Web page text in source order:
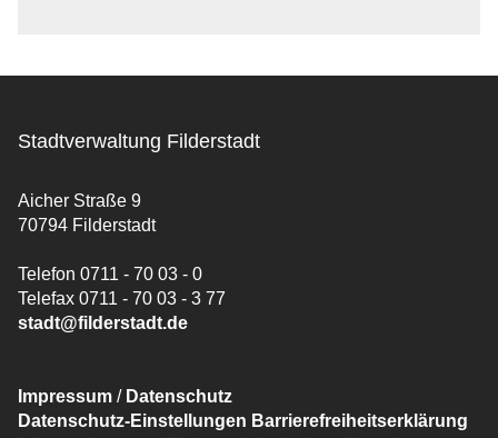
Stadtverwaltung Filderstadt
Aicher Straße 9
70794 Filderstadt
Telefon 0711 - 70 03 - 0
Telefax 0711 - 70 03 - 3 77
stadt@filderstadt.de
Impressum / Datenschutz
Datenschutz-Einstellungen Barrierefreiheitserklärung